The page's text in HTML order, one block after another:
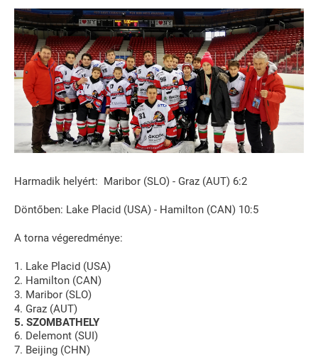
Harmadik helyért: Maribor (SLO) - Graz (AUT) 6:2
Döntőben: Lake Placid (USA) - Hamilton (CAN) 10:5
A torna végeredménye:
1. Lake Placid (USA)
2. Hamilton (CAN)
3. Maribor (SLO)
4. Graz (AUT)
5. SZOMBATHELY
6. Delemont (SUI)
7. Beijing (CHN)